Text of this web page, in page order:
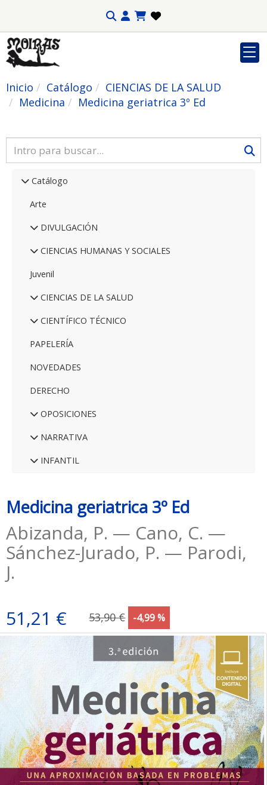
Inicio Catálogo
CIENCIAS DE LA SALUD
Medicina
Medicina geriatrica 3º Ed
Catálogo
Arte
DIVULGACIÓN
CIENCIAS HUMANAS Y SOCIALES
Juvenil
CIENCIAS DE LA SALUD
CIENTÍFICO TÉCNICO
PAPELERÍA
NOVEDADES
DERECHO
OPOSICIONES
NARRATIVA
INFANTIL
Medicina geriatrica 3º Ed
Abizanda, P. — Cano, C. —
Sánchez-Jurado, P. — Parodi,
J.
51,21 €
53,90 € -4,99 %